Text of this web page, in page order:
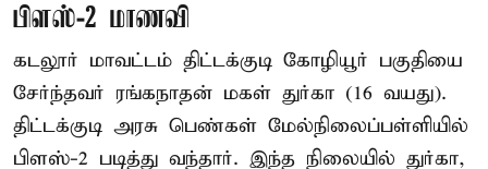
பிளஸ்-2 மாணவி
கடலூர் மாவட்டம் திட்டக்குடி கோழியூர் பகுதியை
சேர்ந்தவர் ரங்கநாதன் மகள் துர்கா (16 வயது).
திட்டக்குடி அரசு பெண்கள் மேல்நிலைப்பள்ளியில்
பிளஸ்-2 படித்து வந்தார். இந்த நிலையில் துர்கா,